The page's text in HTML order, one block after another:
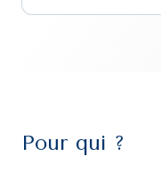
Pour qui ?